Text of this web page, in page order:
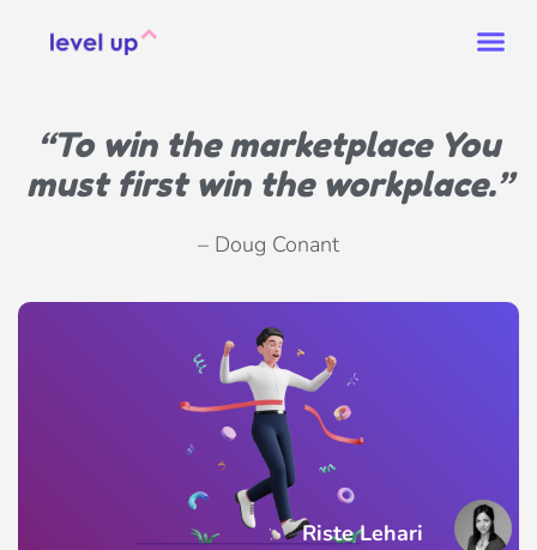
“To win the marketplace You
must first win the workplace.”
– Doug Conant
Riste Lehari